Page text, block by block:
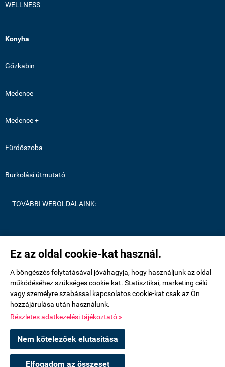
Ez az oldal cookie-kat használ.
A böngészés folytatásával jóváhagyja, hogy használjunk az oldal
működéséhez szükséges cookie-kat. Statisztikai, marketing célú
vagy személyre szabással kapcsolatos cookie-kat csak az Ön
hozzájárulása után használunk.
Részletes adatkezelési tájékoztató »
Nem kötelezőek elutasítása
Elfogadom az összeset
WELLNESS
Konyha
Gőzkabin
Medence
Medence +
Fürdőszoba
Burkolási útmutató
TOVÁBBI WEBOLDALAINK:
https://metrocsempeshop.hu/
https://mozaikcsempek.hu/
uvegmozaikshop.hu -Royalmozaik Pool & Home Kft